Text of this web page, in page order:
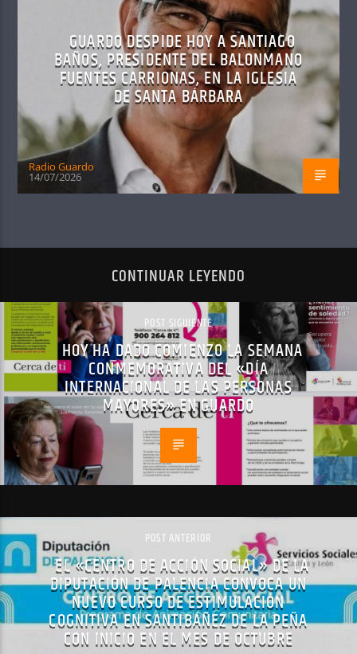
GUARDO DESPIDE HOY A SANTIAGO
BAÑOS, PRESIDENTE DEL BALONMANO
FUENTES CARRIONAS, EN LA IGLESIA
DE SANTA BÁRBARA
Radio Guardo
14/07/2026
CONTINUAR LEYENDO
POST SIGUIENTE
HOY HA DADO COMIENZO LA SEMANA
CONMEMORATIVA DEL «DÍA
INTERNACIONAL DE LAS PERSONAS
MAYORES» EN GUARDO
POST ANTERIOR
EL «CENTRO DE ACCIÓN SOCIAL» DE LA
DIPUTACIÓN DE PALENCIA CONVOCA UN
NUEVO CURSO DE ESTIMULACIÓN
COGNITIVA EN SANTIBÁÑEZ DE LA PEÑA
CON INICIO EN EL MES DE OCTUBRE